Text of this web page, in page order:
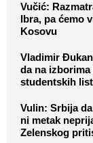
Vučić:
Ibra, pa ćemo
Kosovu
Vladimir
da na
studentskih
Vulin: Srbija
ni metak
Zelenskog